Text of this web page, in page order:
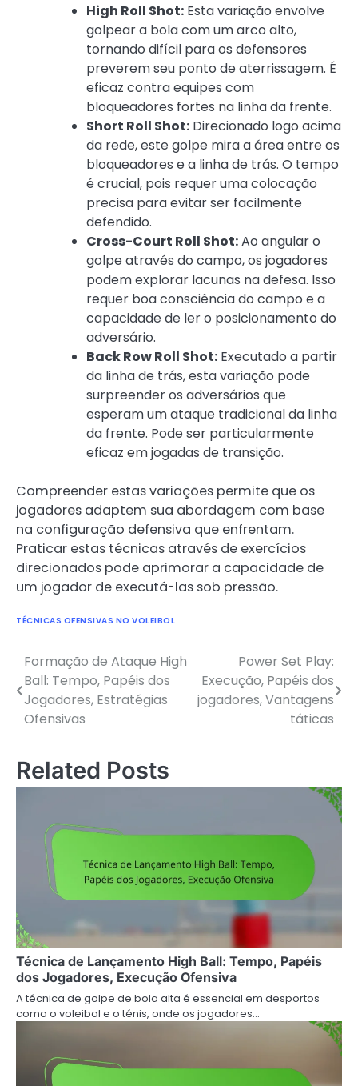
High Roll Shot: Esta variação envolve
golpear a bola com um arco alto,
tornando difícil para os defensores
preverem seu ponto de aterrissagem. É
eficaz contra equipes com
bloqueadores fortes na linha da frente.
Short Roll Shot: Direcionado logo acima
da rede, este golpe mira a área entre os
bloqueadores e a linha de trás. O tempo
é crucial, pois requer uma colocação
precisa para evitar ser facilmente
defendido.
Cross-Court Roll Shot:Ao angular o
golpe através do campo, os jogadores
podem explorar lacunas na defesa. Isso
requer boa consciência do campo e a
capacidade de ler o posicionamento do
adversário.
Back Row Roll Shot: Executado a partir
da linha de trás, esta variação pode
surpreender os adversários que
esperam um ataque tradicional da linha
da frente. Pode ser particularmente
eficaz em jogadas de transição.
Compreender estas variações permite que os
jogadores adaptem sua abordagem com base
na configuração defensiva que enfrentam.
Praticar estas técnicas através de exercícios
direcionados pode aprimorar a capacidade de
um jogador de executá-las sob pressão.
TÉCNICAS OFENSIVAS NO VOLEIBOL
Post
navigation
Formação de Ataque High
Ball: Tempo, Papéis dos
Jogadores, Estratégias
Ofensivas
Power Set Play:
Execução, Papéis dos
jogadores, Vantagens
táticas
Related Posts
Técnica de Lançamento High Ball: Tempo, Papéis
dos Jogadores, Execução Ofensiva
A técnica de golpe de bola alta é essencial em desportos
como o voleibol e o ténis, onde os jogadores…